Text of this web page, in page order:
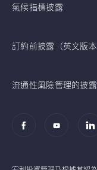
氣候指標披露
訂約前披露（英文版本
流通性風險管理的披露